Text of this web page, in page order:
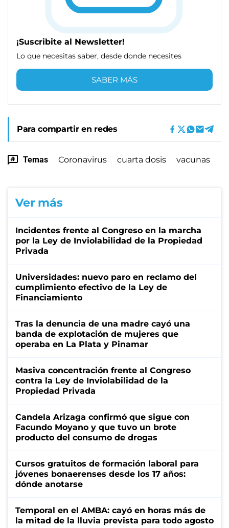
¡Suscribite al Newsletter!
Lo que necesitas saber, desde donde necesites
SABER MÁS
Para compartir en redes
Temas Coronavirus cuarta dosis vacunas
Ver más
Incidentes frente al Congreso en la marcha
por la Ley de Inviolabilidad de la Propiedad
Privada
Universidades: nuevo paro en reclamo del
cumplimiento efectivo de la Ley de
Financiamiento
Tras la denuncia de una madre cayó una
banda de explotación de mujeres que
operaba en La Plata y Pinamar
Masiva concentración frente al Congreso
contra la Ley de Inviolabilidad de la
Propiedad Privada
Candela Arizaga confirmó que sigue con
Facundo Moyano y que tuvo un brote
producto del consumo de drogas
Cursos gratuitos de formación laboral para
jóvenes bonaerenses desde los 17 años:
dónde anotarse
Temporal en el AMBA: cayó en horas más de
la mitad de la lluvia prevista para todo agosto